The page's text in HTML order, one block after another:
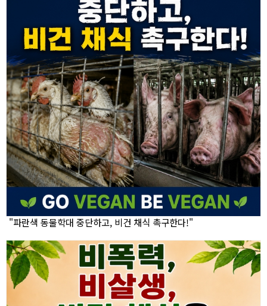
"파란색 동물학대 중단하고, 비건 채식 촉구한다!"